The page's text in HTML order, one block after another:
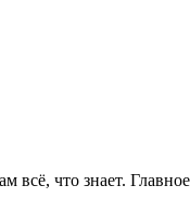
всё, что знает.